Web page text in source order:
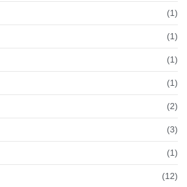
(1)
(1)
(1)
(1)
(2)
(3)
(1)
(12)